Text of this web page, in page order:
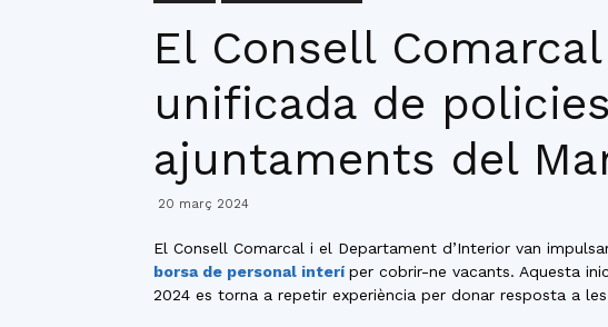
El Consell
unificada de
ajuntaments del
20 març 2024
El Consell Comarcal i el Departament d’Interior van
borsa de personal interí per cobrir-ne vacants. Aquesta
2024 es torna a repetir experiència per donar resposta a